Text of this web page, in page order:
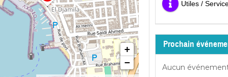
+
−
Utiles /
Prochain
Aucun